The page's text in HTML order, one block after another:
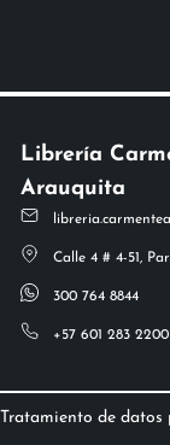
Librería
Arauquita
Calle 4 # 4-51,
300 764 8844
+57 601 283 2200
Tratamiento de datos